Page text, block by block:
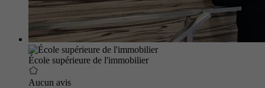
École supérieure de l'immobilier
Aucun avis